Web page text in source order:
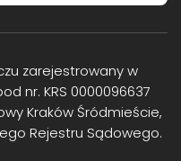
zarejestrowany w
nr. KRS 0000096637
Kraków Śródmieście,
Rejestru Sądowego.